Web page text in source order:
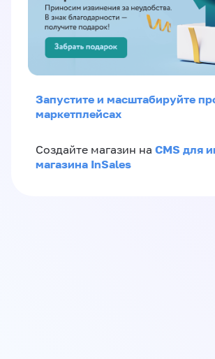
Запустите и масштабируйте
маркетплейсах
Создайте магазин на CMS для
магазина InSales